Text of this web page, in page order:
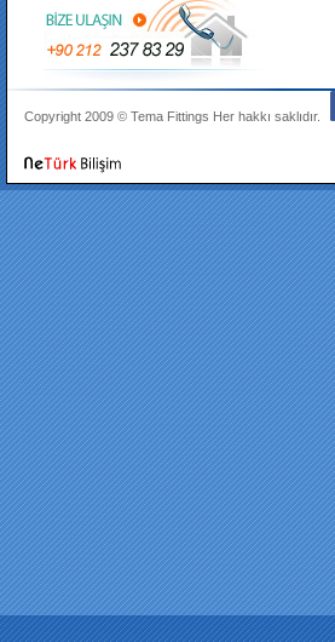
Copyright 2009 © Tema Fittings Her hakkı saklıdır.